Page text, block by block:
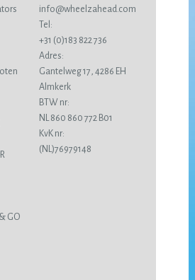
GO
info@wheelzahead.com
Tel:
+31 (0)183 822 736
Adres:
Gantelweg 17, 4286 EH
Almkerk
BTW nr:
NL 860 860 772 B01
KvK nr:
(NL)76979148